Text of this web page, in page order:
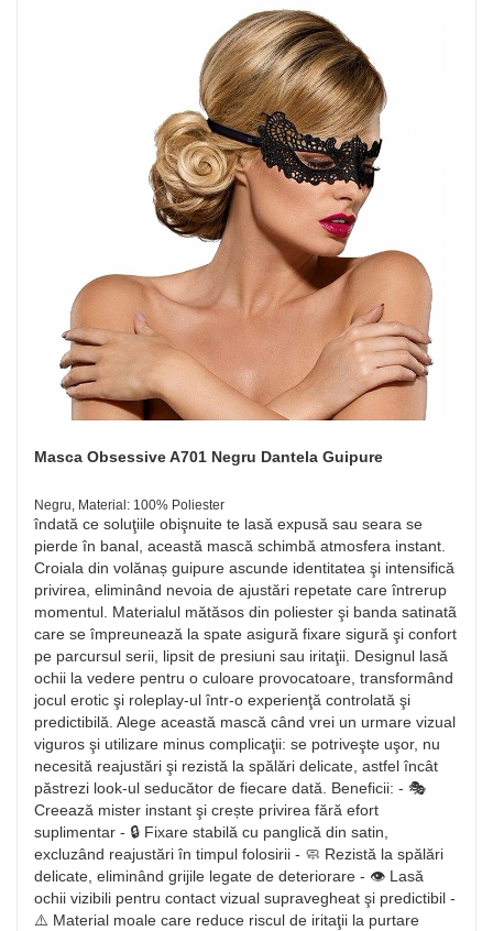
Masca Obsessive A701 Negru Dantela Guipure
Negru, Material: 100% Poliester
îndată ce soluţiile obişnuite te lasă expusă sau seara se
pierde în banal, această mască schimbă atmosfera instant.
Croiala din volănaș guipure ascunde identitatea şi intensifică
privirea, eliminând nevoia de ajustări repetate care întrerup
momentul. Materialul mătăsos din poliester şi banda satinatã
care se împreunează la spate asigură fixare sigură şi confort
pe parcursul serii, lipsit de presiuni sau iritaţii. Designul lasă
ochii la vedere pentru o culoare provocatoare, transformând
jocul erotic şi roleplay-ul într-o experienţă controlată şi
predictibilă. Alege această mască când vrei un urmare vizual
viguros şi utilizare minus complicaţii: se potriveşte uşor, nu
necesită reajustări şi rezistă la spălări delicate, astfel încât
păstrezi look-ul seducător de fiecare dată. Beneficii: - 🎭
Creează mister instant şi crește privirea fără efort
suplimentar - 🔒 Fixare stabilă cu panglică din satin,
excluzând reajustări în timpul folosirii - 🧼 Rezistă la spălări
delicate, eliminând grijile legate de deteriorare - 👁️ Lasă
ochii vizibili pentru contact vizual supravegheat şi predictibil -
⚠️ Material moale care reduce riscul de iritaţii la purtare